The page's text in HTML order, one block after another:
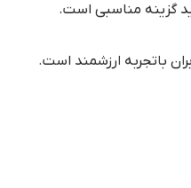
گزینه مناسبی است.
باتجربه ارزشمند است.